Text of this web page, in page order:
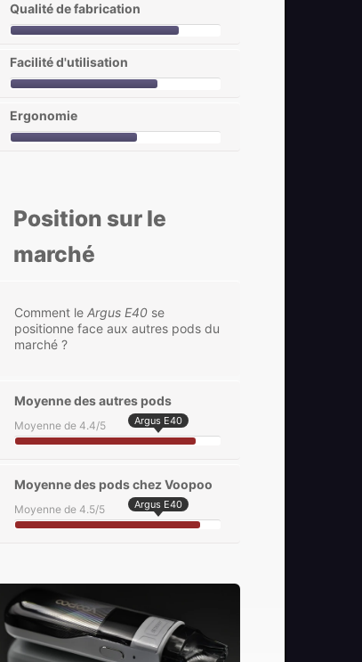
Qualité de fabrication
Facilité d'utilisation
Ergonomie
Position sur le
marché
Comment leArgus E40 se
positionne face aux autres pods du
marché ?
Moyenne des autres pods
Moyenne de 4.4/5 Argus E40
Moyenne des pods chez Voopoo
Moyenne de 4.5/5 Argus E40